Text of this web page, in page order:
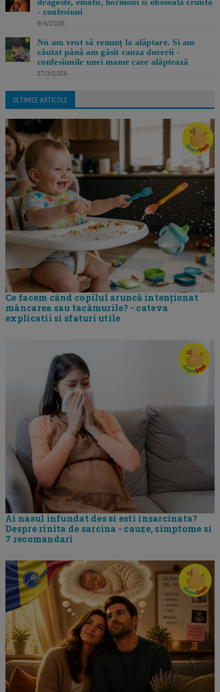
- confesiuni
9/6/2026
Nu am vrut să renunț la alăptare. Si am
căutat până am găsit cauza durerii -
confesiunile unei mame care alăptează
27/3/2026
ULTIMILE ARTICOLE
Ce facem când copilul aruncă intenționat
mâncarea sau tacâmurile? - cateva
explicatii si sfaturi utile
Ai nasul infundat des si esti insarcinata?
Despre rinita de sarcina - cauze, simptome si
7 recomandari